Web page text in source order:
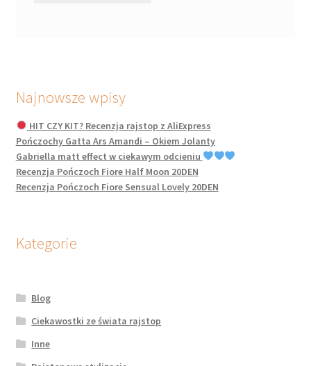
Najnowsze wpisy
HIT CZY KIT? Recenzja rajstop z AliExpress
Pończochy Gatta Ars Amandi – Okiem Jolanty
Gabriella matt effect w ciekawym odcieniu
Recenzja Pończoch Fiore Half Moon 20DEN
Recenzja Pończoch Fiore Sensual Lovely 20DEN
Kategorie
Blog
Ciekawostki ze świata rajstop
Inne